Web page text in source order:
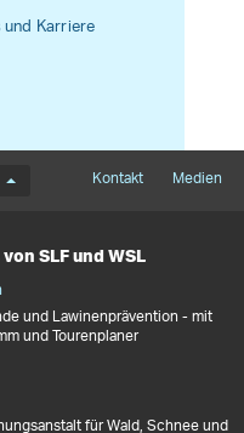
Karriere
Kontakt Medien
SLF und WSL
und Lawinenprävention - mit
und Tourenplaner
für Wald, Schnee und